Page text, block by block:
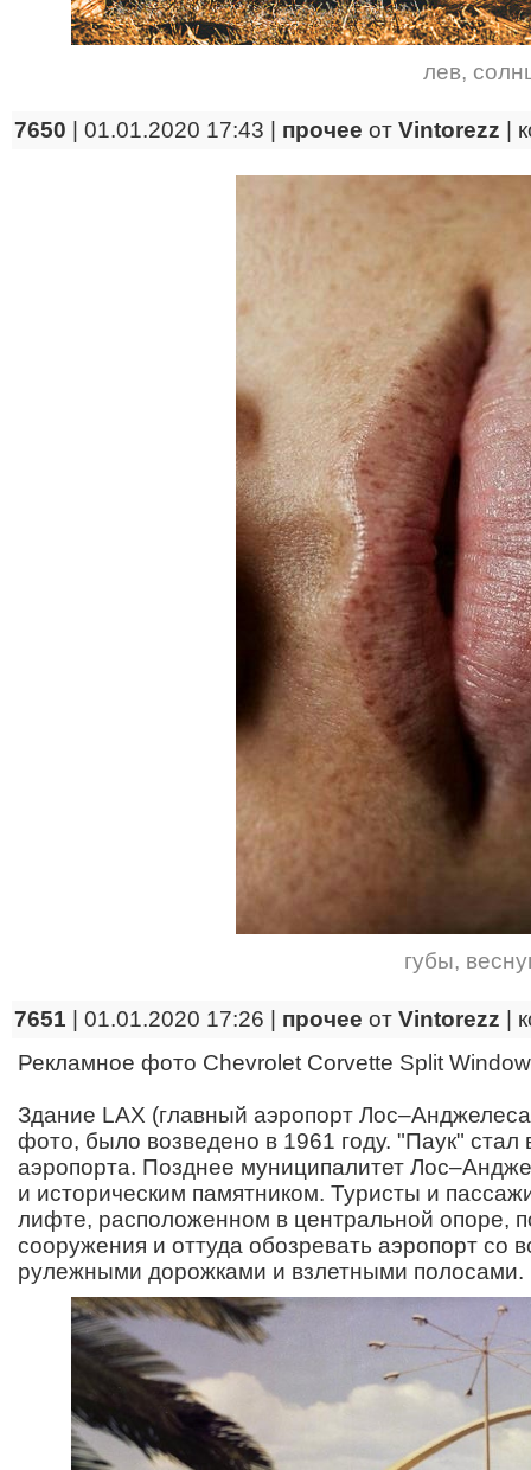
лев,
7650 | 01.01.2020 17:43 | прочее от Vintorezz
губы,
7651 | 01.01.2020 17:26 | прочее от Vintorezz
Рекламное фото Chevrolet Corvette Split
Здание LAX (главный аэропорт
фото, было возведено в 1961 году. "Паук" стал
аэропорта. Позднее муниципалитет
и историческим памятником. Туристы и
лифте, расположенном в центральной опоре,
сооружения и оттуда обозревать аэропорт со
рулежными дорожками и взлетными полосами.